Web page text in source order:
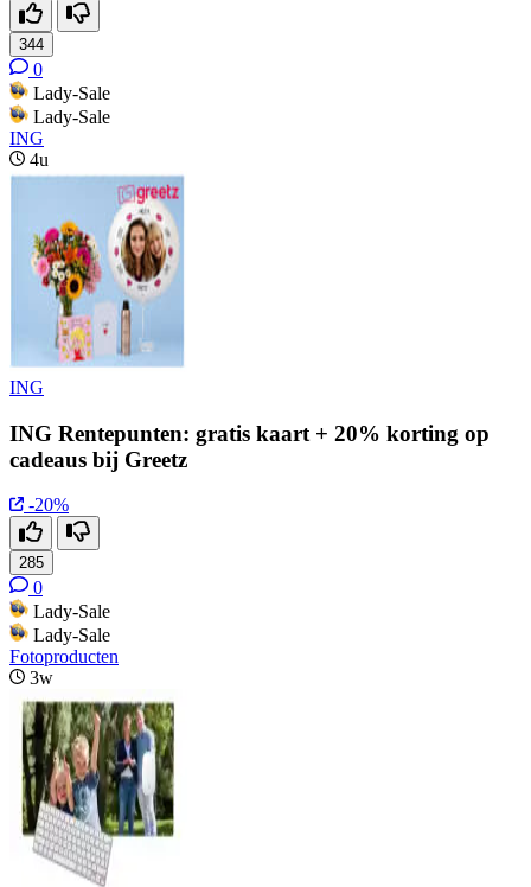
344
0
Lady-Sale
Lady-Sale
ING
4u
ING
ING Rentepunten: gratis kaart + 20% korting op
cadeaus bij Greetz
-20%
285
0
Lady-Sale
Lady-Sale
Fotoproducten
3w